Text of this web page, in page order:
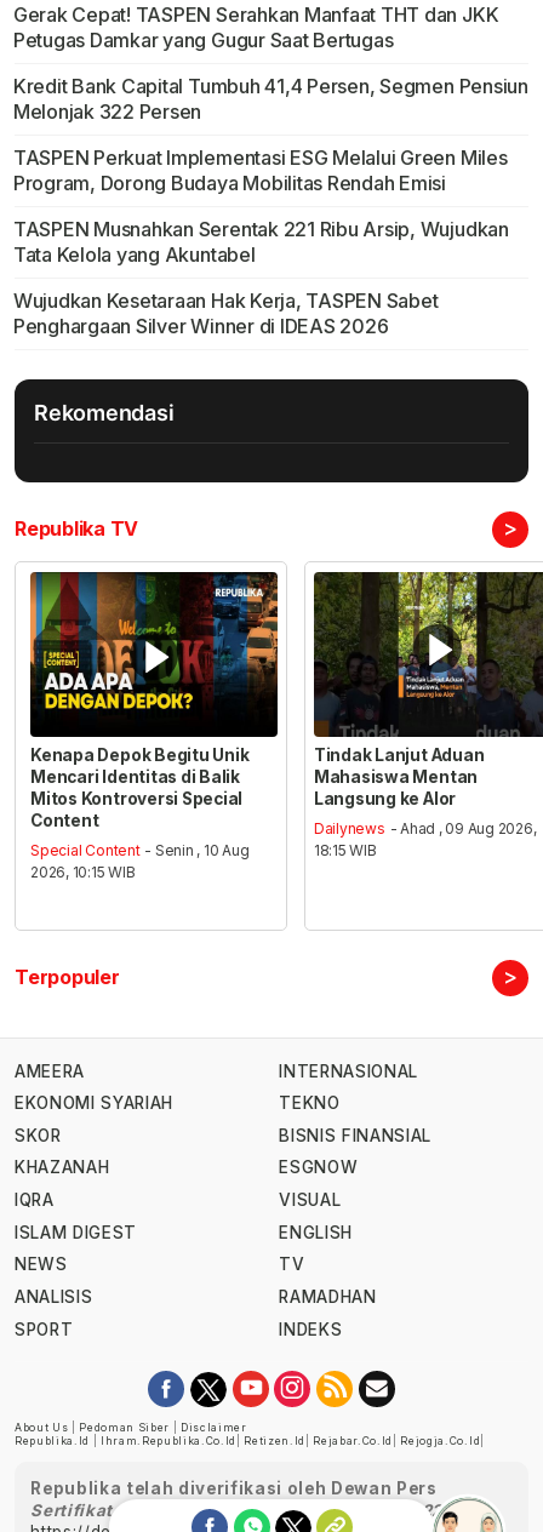
Gerak Cepat! TASPEN Serahkan Manfaat THT dan JKK
Petugas Damkar yang Gugur Saat Bertugas
Kredit Bank Capital Tumbuh 41,4 Persen, Segmen Pensiun
Melonjak 322 Persen
TASPEN Perkuat Implementasi ESG Melalui Green Miles
Program, Dorong Budaya Mobilitas Rendah Emisi
TASPEN Musnahkan Serentak 221 Ribu Arsip, Wujudkan
Tata Kelola yang Akuntabel
Wujudkan Kesetaraan Hak Kerja, TASPEN Sabet
Penghargaan Silver Winner di IDEAS 2026
Rekomendasi
Republika TV >
Kenapa Depok Begitu Unik
Mencari Identitas di Balik
Mitos Kontroversi Special
Content
Special Content - Senin , 10 Aug
2026, 10:15 WIB
Tindak Lanjut Aduan
Mahasiswa Mentan
Langsung ke Alor
Dailynews - Ahad , 09 Aug 2026,
18:15 WIB
Terpopuler >
AMEERA
EKONOMI SYARIAH
SKOR
KHAZANAH
IQRA
ISLAM DIGEST
NEWS
ANALISIS
SPORT
INTERNASIONAL
TEKNO
BISNIS FINANSIAL
ESGNOW
VISUAL
ENGLISH
TV
RAMADHAN
INDEKS
About Us Pedoman Siber
Disclaimer
Republika.id
Ihram.republika.co.id Retizen.id Rejabar.co.id Rejogja.co.id
Republika telah diverifikasi oleh Dewan Pers
Sertifikat Nomor 1058/DP-Verifikasi/K/XII/2022